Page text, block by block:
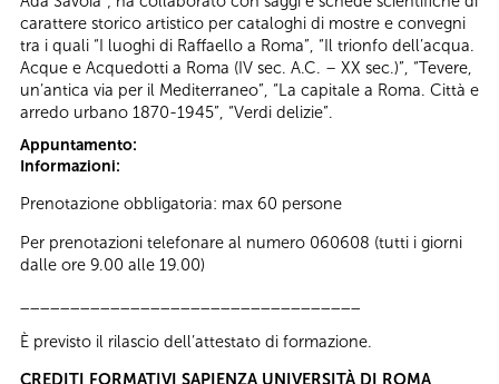
carattere storico artistico per cataloghi di mostre e convegni
tra i quali “I luoghi di Raffaello a Roma”, “Il trionfo dell’acqua.
Acque e Acquedotti a Roma (IV sec. A.C. – XX sec.)”, “Tevere,
un’antica via per il Mediterraneo”, “La capitale a Roma. Città e
arredo urbano 1870-1945”, “Verdi delizie”.
Appuntamento:
Informazioni:
Prenotazione obbligatoria: max 60 persone
Per prenotazioni telefonare al numero 060608 (tutti i giorni
dalle ore 9.00 alle 19.00)
È previsto il rilascio dell’attestato di formazione.